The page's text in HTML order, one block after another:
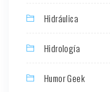
Hidráulica
Hidrología
Humor Geek